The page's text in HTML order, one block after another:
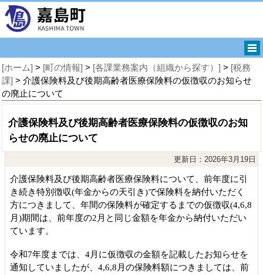
[ホーム] > [町の情報] > [各課業務案内（組織から探す）] > [税務
課] > 介護保険料及び後期高齢者医療保険料の仮徴収のお知らせ
の廃止について
介護保険料及び後期高齢者医療保険料の仮徴収のお知
らせの廃止について
更新日：2026年3月19日
介護保険料及び後期高齢者医療保険料について、前年度に引
き続き特別徴収(年金からの天引き)で保険料を納付いただく
方につきまして、年間の保険料が確定するまでの仮徴収(4,6,8
月)期間は、前年度の2月と同じ金額を年金から納付いただい
ています。
令和7年度までは、4月に仮徴収の金額を記載したお知らせを
通知していましたが、4,6,8月の保険料額につきましては、前